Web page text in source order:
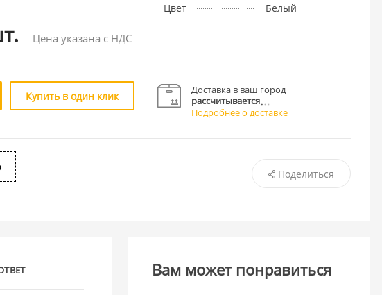
Цена указана с НДС
Цвет
Белый
Купить в один клик
Доставка в ваш город
рассчитывается
Подробнее о доставке
Поделиться
Вам может понравиться